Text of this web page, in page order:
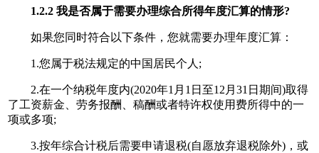
1.2.2 我是否属于需要办理综合所得年度汇算的情形?
如果您同时符合以下条件，您就需要办理年度汇算：
1.您属于税法规定的中国居民个人;
2.在一个纳税年度内(2020年1月1日至12月31日期间)取得
了工资薪金、劳务报酬、稿酬或者特许权使用费所得中的一
项或多项;
3.按年综合计税后需要申请退税(自愿放弃退税除外)，或